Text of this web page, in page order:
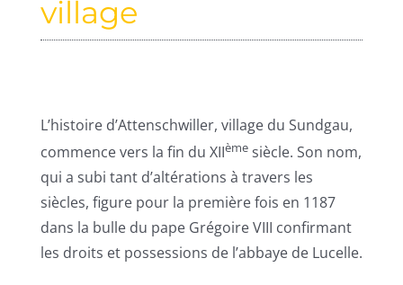
village
L’histoire d’Attenschwiller, village du Sundgau,
commence vers la fin du XIIèmesiècle. Son nom,
qui a subi tant d’altérations à travers les
siècles, figure pour la première fois en 1187
dans la bulle du pape Grégoire VIII confirmant
les droits et possessions de l’abbaye de Lucelle.